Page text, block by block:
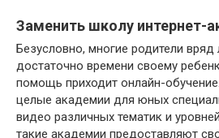
Заменить школу интернет-
Безусловно, многие родители вряд
достаточно времени своему
помощь приходит онлайн-
целые академии для юных
видео различных тематик и
такие академии предоставляют